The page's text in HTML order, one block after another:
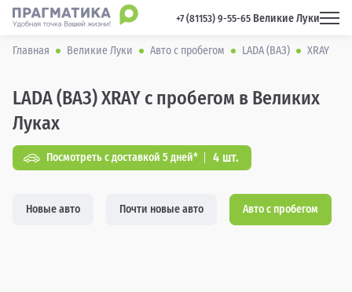
+7 (81153) 9-55-65 Великие Луки
Главная Великие Луки Авто с пробегом LADA (ВАЗ) XRAY
LADA (ВАЗ) XRAY с пробегом в Великих
Луках
Посмотреть с доставкой 5 дней* 4 шт.
Новые авто Почти новые авто Авто с пробегом